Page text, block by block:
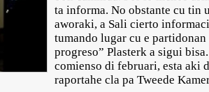
ta informa. No obstante cu tin
aworaki, a Sali cierto
tumando lugar cu e
progreso” Plasterk a sigui
comienso di februari, esta aki
raportahe cla pa Tweede